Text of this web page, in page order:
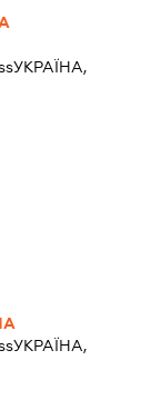
УКРАЇНА,
УКРАЇНА,